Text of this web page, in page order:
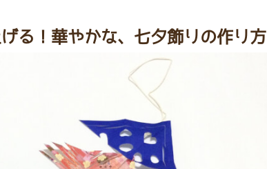
る！華やかな、七夕飾りの作り方